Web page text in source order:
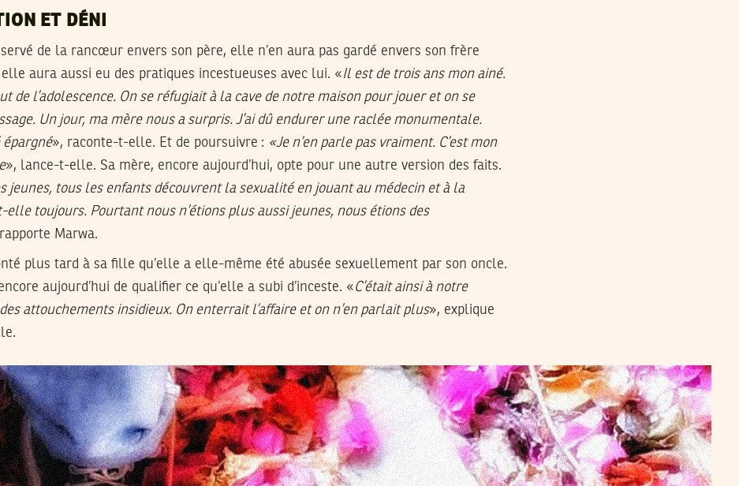
ET DÉNI
de la rancœur envers son père, elle n’en aura pas gardé envers son frère
aura aussi eu des pratiques incestueuses avec lui. «Il est de trois ans mon ainé.
de l’adolescence. On se réfugiait à la cave de notre maison pour jouer et on se
Un jour, ma mère nous a surpris. J’ai dû endurer une raclée monumentale.
épargné», raconte-t-elle. Et de poursuivre : «Je n’en parle pas vraiment. C’est mon
», lance-t-elle. Sa mère, encore aujourd’hui, opte pour une autre version des faits.
jeunes, tous les enfants découvrent la sexualité en jouant au médecin et à la
elle toujours. Pourtant nous n’étions plus aussi jeunes, nous étions des
Marwa.
plus tard à sa fille qu’elle a elle-même été abusée sexuellement par son oncle.
aujourd’hui de qualifier ce qu’elle a subi d’inceste. «C’était ainsi à notre
des attouchements insidieux. On enterrait l’affaire et on n’en parlait plus», explique